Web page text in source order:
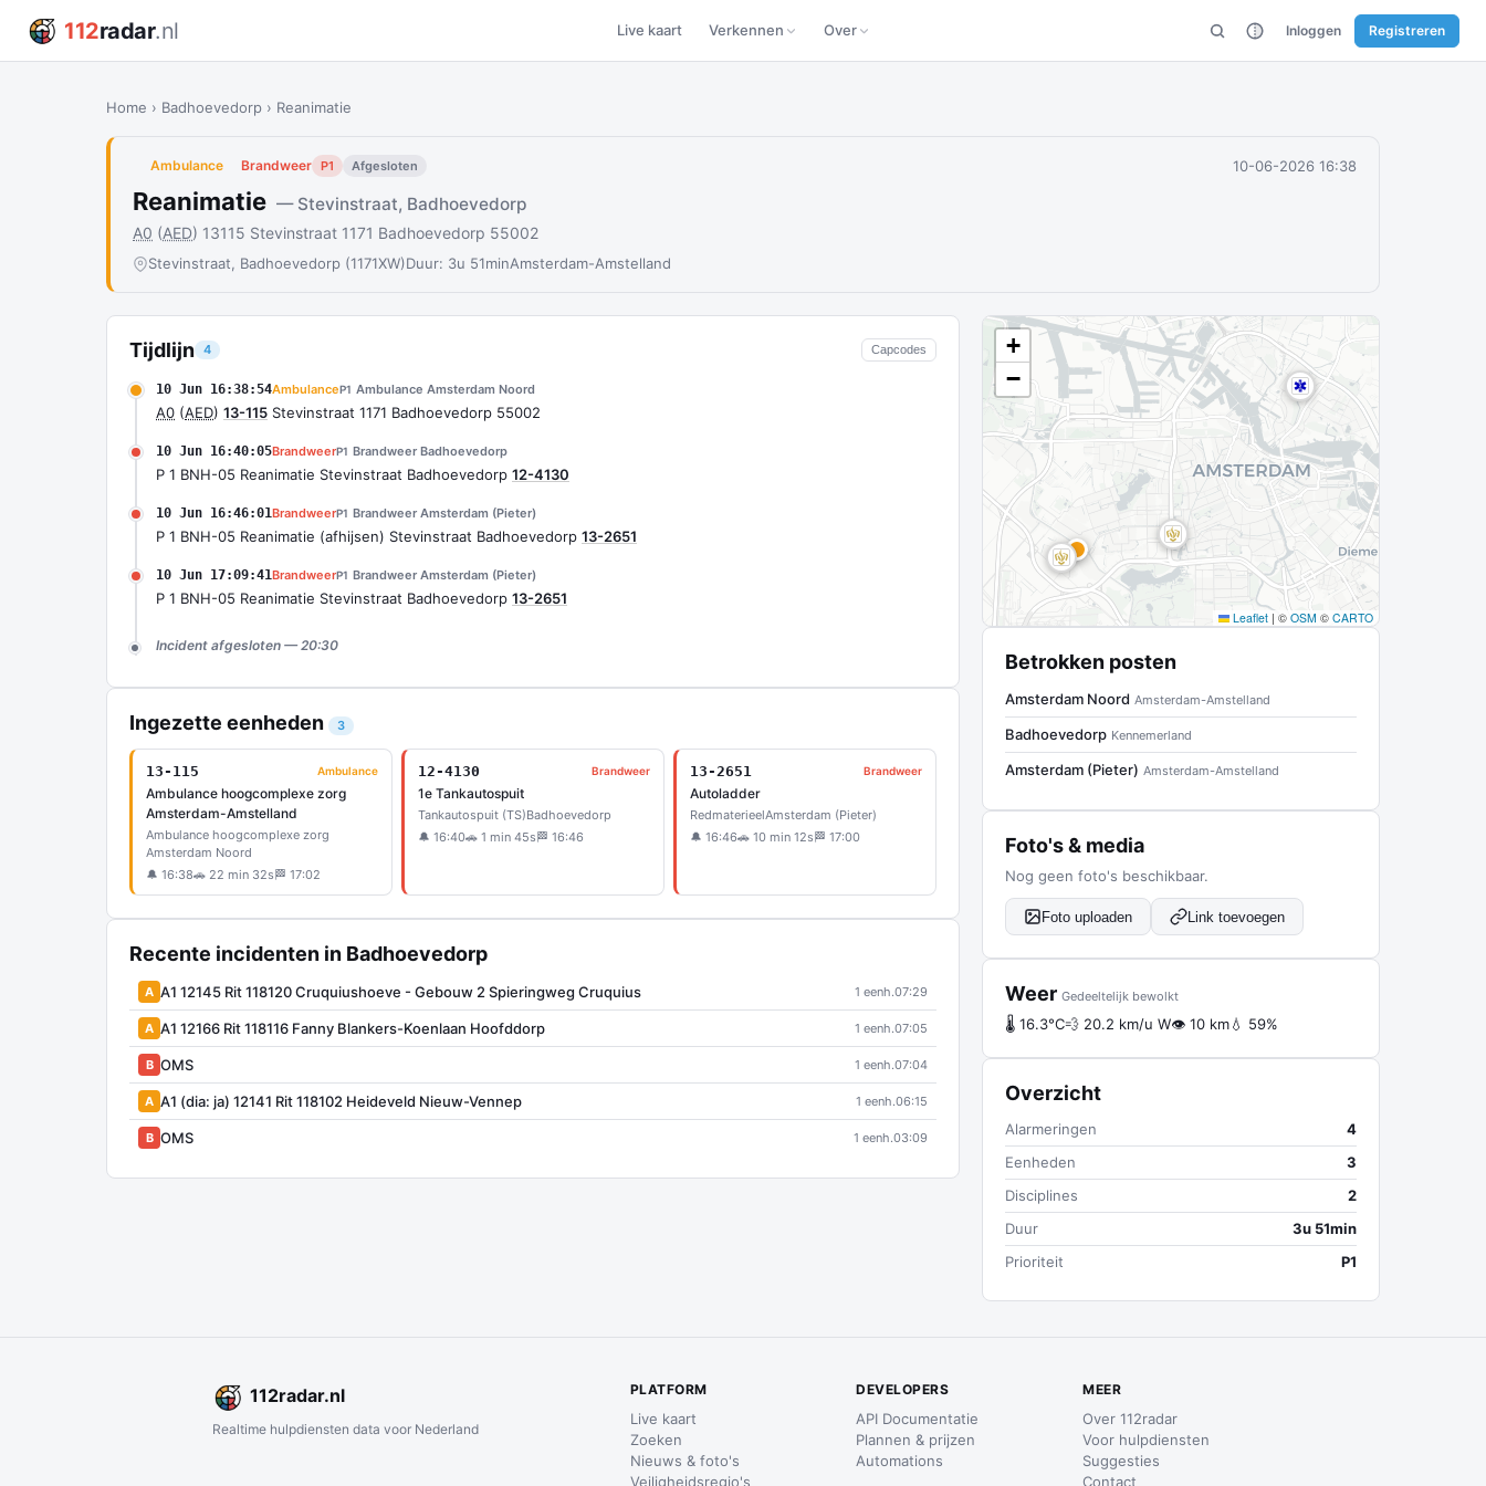
112radar.nl Live kaart Verkennen Over Inloggen Registreren
Home › Badhoevedorp › Reanimatie
Ambulance Brandweer P1 Afgesloten 10-06-2026 16:38
Reanimatie — Stevinstraat, Badhoevedorp
A0 (AED) 13115 Stevinstraat 1171 Badhoevedorp 55002
Stevinstraat, Badhoevedorp (1171XW)Duur: 3u 51minAmsterdam-Amstelland
Tijdlijn 4 Capcodes
10 Jun 16:38:54AmbulanceP1 Ambulance Amsterdam Noord
A0 (AED) 13-115 Stevinstraat 1171 Badhoevedorp 55002
10 Jun 16:40:05BrandweerP1 Brandweer Badhoevedorp
P 1 BNH-05 Reanimatie Stevinstraat Badhoevedorp 12-4130
10 Jun 16:46:01BrandweerP1 Brandweer Amsterdam (Pieter)
P 1 BNH-05 Reanimatie (afhijsen) Stevinstraat Badhoevedorp 13-2651
10 Jun 17:09:41BrandweerP1 Brandweer Amsterdam (Pieter)
P 1 BNH-05 Reanimatie Stevinstraat Badhoevedorp 13-2651
Incident afgesloten — 20:30
Ingezette eenheden 3
13-115 Ambulance
Ambulance hoogcomplexe zorg
Amsterdam-Amstelland
Ambulance hoogcomplexe zorg
Amsterdam Noord
🔔 16:38🚗 22 min 32s 🏁 17:02
12-4130 Brandweer
1e Tankautospuit
Tankautospuit (TS)Badhoevedorp
🔔 16:40🚗 1 min 45s 🏁 16:46
13-2651 Brandweer
Autoladder
RedmaterieelAmsterdam (Pieter)
🔔 16:46🚗 10 min 12s 🏁 17:00
Recente incidenten in Badhoevedorp
A A1 12145 Rit 118120 Cruquiushoeve - Gebouw 2 Spieringweg Cruquius 1 eenh.07:29
A A1 12166 Rit 118116 Fanny Blankers-Koenlaan Hoofddorp 1 eenh.07:05
B OMS 1 eenh.07:04
A A1 (dia: ja) 12141 Rit 118102 Heideveld Nieuw-Vennep 1 eenh.06:15
B OMS 1 eenh.03:09
+
−
Leaflet | © OSM © CARTO
Betrokken posten
Amsterdam Noord Amsterdam-Amstelland
Badhoevedorp Kennemerland
Amsterdam (Pieter) Amsterdam-Amstelland
Foto's & media
Nog geen foto's beschikbaar.
Foto uploaden Link toevoegen
Weer Gedeeltelijk bewolkt
🌡 16.3°C💨 20.2 km/u W👁 10 km💧 59%
Overzicht
Alarmeringen
4
Eenheden
3
Disciplines
2
Duur
3u 51min
Prioriteit
P1
112radar.nl
Realtime hulpdiensten data voor Nederland
PLATFORM
Live kaart
Zoeken
Nieuws & foto's
Veiligheidsregio's
DEVELOPERS
API Documentatie
Plannen & prijzen
Automations
MEER
Over 112radar
Voor hulpdiensten
Suggesties
Contact